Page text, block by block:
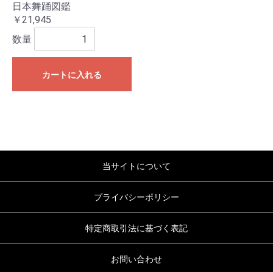
日本舞踊図鑑
￥21,945
数量
カートに入れる
当サイトについて
プライバシーポリシー
特定商取引法に基づく表記
お問い合わせ